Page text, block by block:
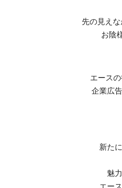
先の見え
お陰
エース
企業広
新た
魅